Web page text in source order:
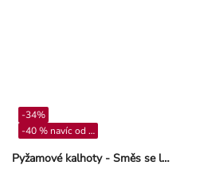
Pyžamové kalhoty - Směs se lnem - Khaki zelená
-34%
-40 % navíc od 4**